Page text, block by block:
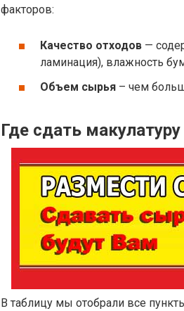
факторов:
Качество отходов —
ламинация), влажность
Объем сырья – чем
Где сдать
В таблицу мы отобрали все